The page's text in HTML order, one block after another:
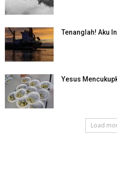
Tenanglah! Aku
Yesus
Load